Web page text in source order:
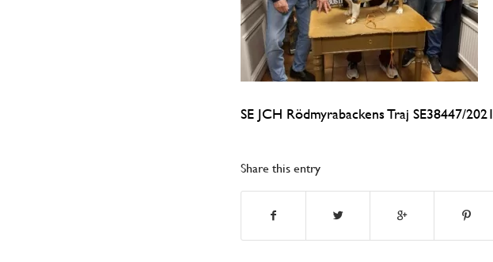
SE JCH Rödmyrabackens Traj SE38447/2021
Share this entry